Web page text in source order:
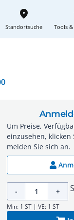
place
Standortsuche Tools
Um Preise,
einzusehen,
melden Sie sich an.
- +
Min: 1 ST | VE: 1 ST